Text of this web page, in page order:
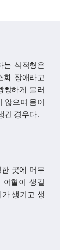
는 식적형은
화 장애라고
빵하게 불러
않으며 몸이
긴 경우다.
곳에 머무
혈이 생길
생기고 생